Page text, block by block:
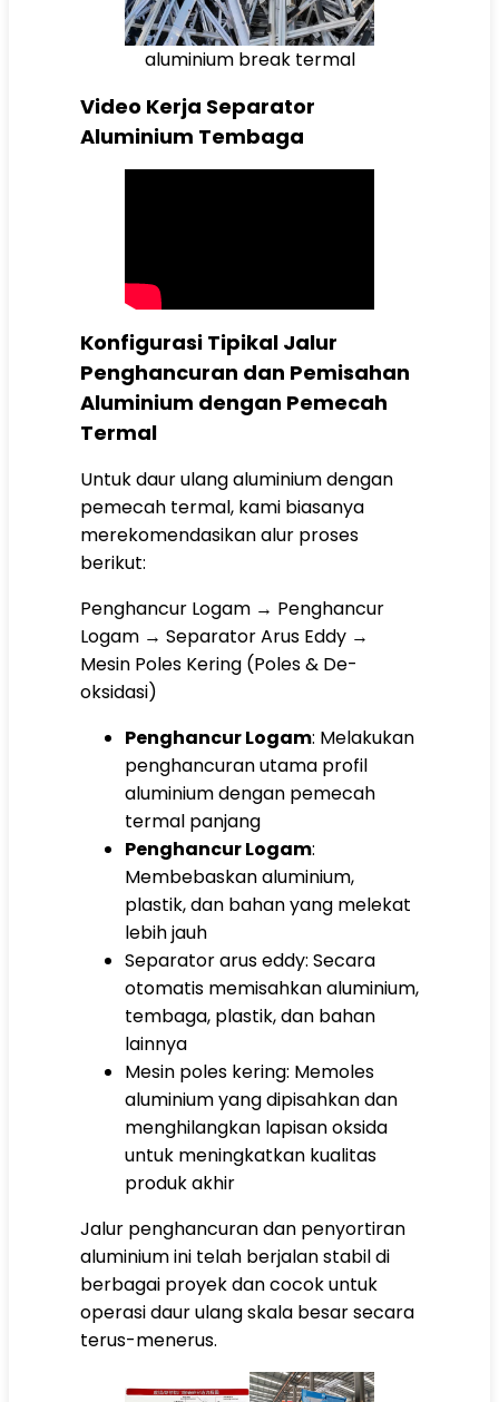
aluminium break termal
Video Kerja Separator
Aluminium Tembaga
Konfigurasi Tipikal Jalur
Penghancuran dan Pemisahan
Aluminium dengan Pemecah
Termal
Untuk daur ulang aluminium dengan
pemecah termal, kami biasanya
merekomendasikan alur proses
berikut:
Penghancur Logam → Penghancur
Logam → Separator Arus Eddy →
Mesin Poles Kering (Poles & De-
oksidasi)
Penghancur Logam: Melakukan
penghancuran utama profil
aluminium dengan pemecah
termal panjang
Penghancur Logam:
Membebaskan aluminium,
plastik, dan bahan yang melekat
lebih jauh
Separator arus eddy: Secara
otomatis memisahkan aluminium,
tembaga, plastik, dan bahan
lainnya
Mesin poles kering: Memoles
aluminium yang dipisahkan dan
menghilangkan lapisan oksida
untuk meningkatkan kualitas
produk akhir
Jalur penghancuran dan penyortiran
aluminium ini telah berjalan stabil di
berbagai proyek dan cocok untuk
operasi daur ulang skala besar secara
terus-menerus.